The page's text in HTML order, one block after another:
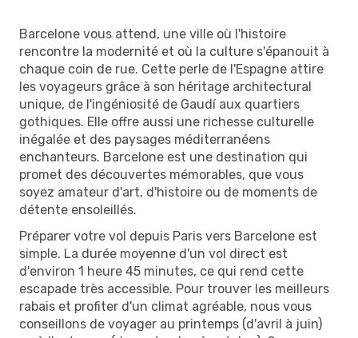
Barcelone vous attend, une ville où l'histoire
rencontre la modernité et où la culture s'épanouit à
chaque coin de rue. Cette perle de l'Espagne attire
les voyageurs grâce à son héritage architectural
unique, de l'ingéniosité de Gaudí aux quartiers
gothiques. Elle offre aussi une richesse culturelle
inégalée et des paysages méditerranéens
enchanteurs. Barcelone est une destination qui
promet des découvertes mémorables, que vous
soyez amateur d'art, d'histoire ou de moments de
détente ensoleillés.
Préparer votre vol depuis Paris vers Barcelone est
simple. La durée moyenne d'un vol direct est
d'environ 1 heure 45 minutes, ce qui rend cette
escapade très accessible. Pour trouver les meilleurs
rabais et profiter d'un climat agréable, nous vous
conseillons de voyager au printemps (d'avril à juin)